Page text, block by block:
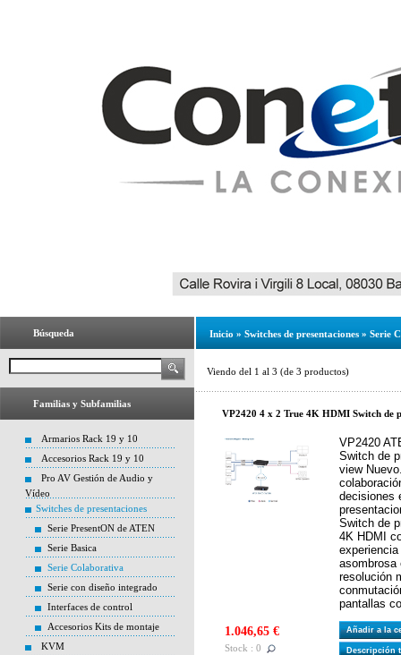
Búsqueda
Familias y Subfamilias
Armarios Rack 19 y 10
Accesorios Rack 19 y 10
Pro AV Gestión de Audio y
Vídeo
Switches de presentaciones
Serie PresentON de ATEN
Serie Basica
Serie Colaborativa
Serie con diseño integrado
Interfaces de control
Accesorios Kits de montaje
KVM
Inicio » Switches de presentaciones » Serie
Viendo del 1 al 3 (de 3 productos)
VP2420 4 x 2 True 4K HDMI Switch de
VP2420
Switch de
view
decisiones
Switch de
4K HDMI
asombrosa
resolución
pantallas
1.046,65 €
Stock : 0
Añadir a la
Descripción